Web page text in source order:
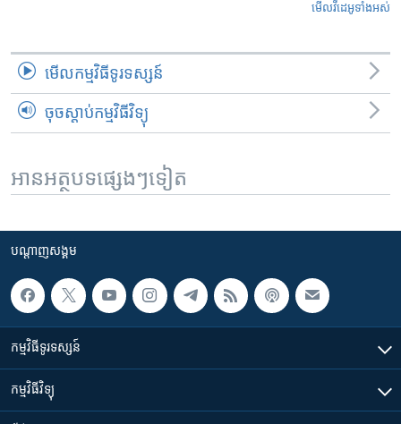
មើល​វីដេអូ​ទាំង​អស់
មើល​កម្មវិធី​ទូរទស្សន៍
ចុចស្តាប់កម្មវិធីវិទ្យុ
អានអត្ថបទផ្សេងៗទៀត
បណ្តាញ​សង្គម
កម្មវិធី​ទូរទស្សន៍
កម្មវិធី​វិទ្យុ